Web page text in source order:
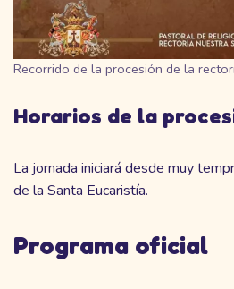
Recorrido de la procesión de la
Horarios de la
La jornada iniciará desde muy
de la Santa Eucaristía.
Programa oficial